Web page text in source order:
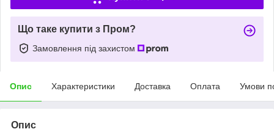
Що таке купити з Пром?
Замовлення під захистом
Опис Характеристики Доставка Оплата Умови
Опис